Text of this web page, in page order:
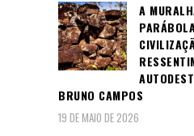
A
BRUNO CAMPOS
19 DE MAIO DE 2026